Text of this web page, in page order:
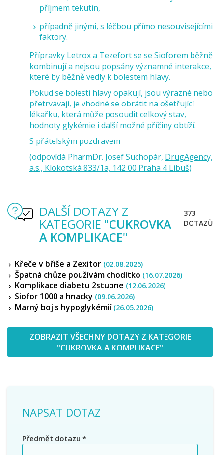
příjmem tekutin,
případně jinými, s léčbou přímo nesouvisejícími
faktory.
Přípravky Letroxa Tezefortse se Sioforem běžně
kombinují a nejsou popsány významné interakce,
které by běžně vedly k bolestem hlavy.
Pokud se bolesti hlavyopakují, jsou výrazné nebo
přetrvávají, je vhodné se obrátit na ošetřující
lékařku, která může posoudit celkový stav,
hodnoty glykémie i další možné příčiny obtíží.
S přátelským pozdravem
(odpovídá PharmDr. Josef Suchopár, DrugAgency,
a.s., Klokotská 833/1a, 142 00 Praha 4 Libuš)
DALŠÍ DOTAZY Z
KATEGORIE "CUKROVKA
A KOMPLIKACE"
373
DOTAZŮ
Křeče v břiše a Zexitor (02.08.2026)
Špatná chůze používám chodítko (16.07.2026)
Komplikace diabetu 2stupne (12.06.2026)
Siofor 1000 a hnacky (09.06.2026)
Marný boj s hypoglykémií (26.05.2026)
ZOBRAZIT VŠECHNY DOTAZY Z KATEGORIE
"CUKROVKA A KOMPLIKACE"
NAPSAT DOTAZ
Předmět dotazu *